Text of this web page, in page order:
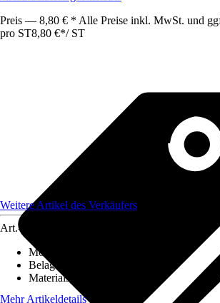
Preis — 8,80 € * Alle Preise inkl. MwSt. und
pro ST8,80 €*/ ST
Weitere Artikel des Verkäufers
Art.-Nr.
Montageart
Belagstärke
Materialspezifizierung
Mehr Artikeldetails